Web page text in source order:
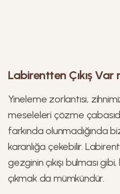
Labirentten Çıkış Var
Yineleme zorlantısı,
meseleleri çözme
farkında olunmadığında
karanlığa çekebilir.
gezginin çıkışı bulması
çıkmak da mümkündür.